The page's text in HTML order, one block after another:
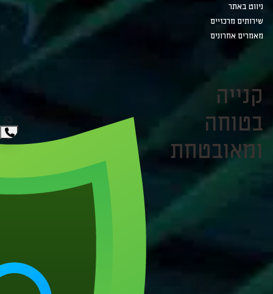
ניווט באתר
שירותים מרכזיים
מאמרים אחרונים
קנייה
בטוחה
ומאובטחת